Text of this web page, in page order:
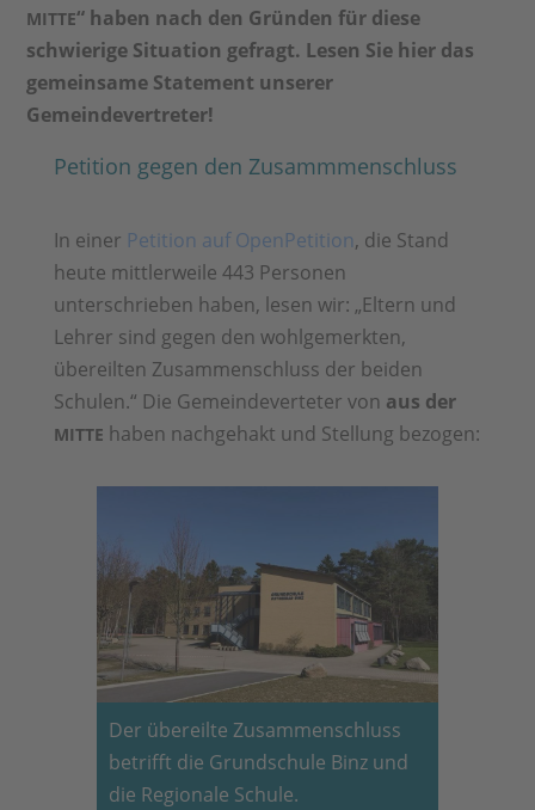
MITTE“ haben nach den Gründen für diese
schwierige Situation gefragt. Lesen Sie hier das
gemeinsame Statement unserer
Gemeindevertreter!
Petition gegen den Zusammmenschluss
In einer Petition auf OpenPetition, die Stand
heute mittlerweile 443 Personen
unterschrieben haben, lesen wir: „Eltern und
Lehrer sind gegen den wohlgemerkten,
übereilten Zusammenschluss der beiden
Schulen.“ Die Gemeindeverteter von aus der
MITTE haben nachgehakt und Stellung bezogen:
Der übereilte Zusammenschluss
betrifft die Grundschule Binz und
die Regionale Schule.